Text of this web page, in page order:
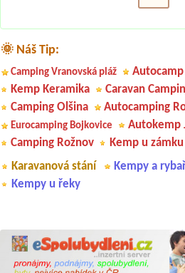
🌞 Náš Tip:
Camping Vranovská pláž
Kemp Keramika
Caravan
Camping Olšina
Autocamping
Eurocamping Bojkovice
Autokemp
Camping Rožnov
Kemp u zámku
Karavanová stání
Kempy a
Kempy u řeky